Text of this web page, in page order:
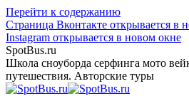
Перейти к содержанию
Страница Вконтакте открывается в
Instagram открывается в новом окне
SpotBus.ru
Школа сноуборда серфинга мото
путешествия. Авторские туры